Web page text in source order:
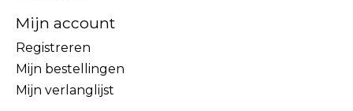
Mijn account
Registreren
Mijn bestellingen
Mijn verlanglijst